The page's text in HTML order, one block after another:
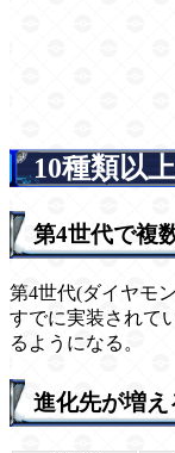
10種類以
第4世代で複
第4世代(ダイヤモ
すでに実装されて
るようになる。
進化先が増